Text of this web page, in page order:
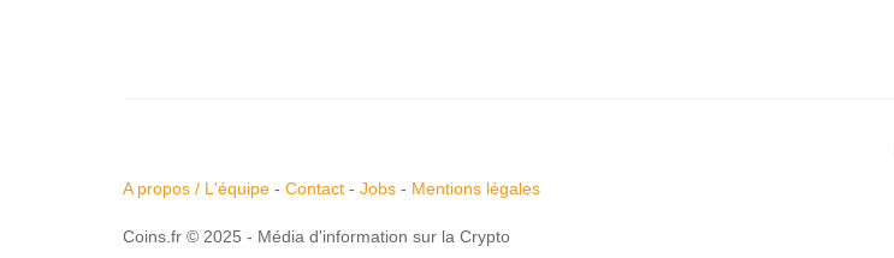
A propos / L'équipe - Contact - Jobs - Mentions légales
Coins.fr © 2025 - Média d'information sur la Crypto